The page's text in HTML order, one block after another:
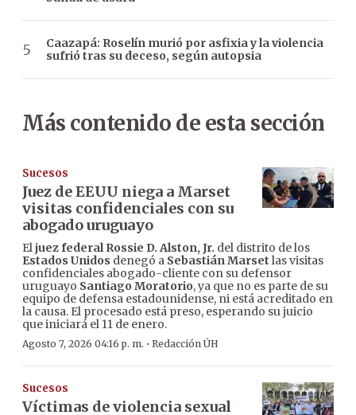
Caazapá: Roselín murió por asfixia y la violencia
sufrió tras su deceso, según autopsia
Más contenido de esta sección
Sucesos
Juez de EEUU niega a Marset
visitas confidenciales con su
abogado uruguayo
Eljuez federal Rossie D. Alston, Jr. del distrito de los
Estados Unidos denegó a Sebastián Marset las visitas
confidenciales abogado-cliente con su defensor
uruguayo Santiago Moratorio, ya que no es parte de su
equipo de defensa estadounidense, ni está acreditado en
la causa. El procesado está preso, esperando su juicio
que iniciará el 11 de enero.
Agosto 7, 2026 04:16 p. m. · Redacción ÚH
Sucesos
Víctimas de violencia sexual